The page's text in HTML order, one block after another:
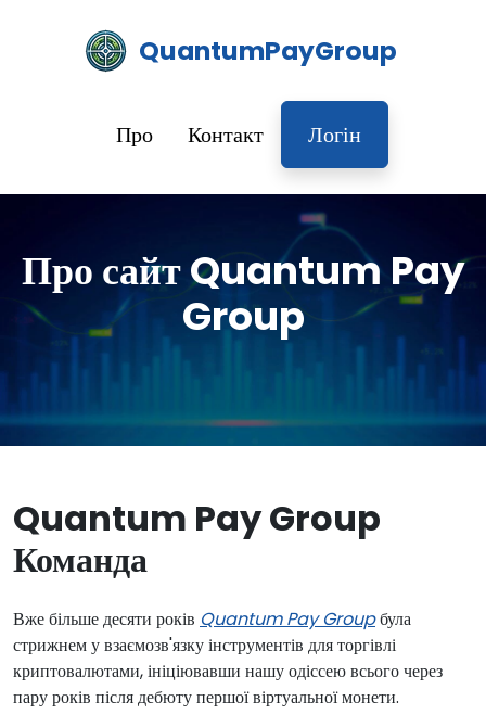
QuantumPayGroup
Про Контакт Логін
Про сайт Quantum Pay
Group
Quantum Pay Group
Команда
Вже більше десяти років Quantum Pay Groupбула
стрижнем у взаємозв'язку інструментів для торгівлі
криптовалютами, ініціювавши нашу одіссею всього через
пару років після дебюту першої віртуальної монети.